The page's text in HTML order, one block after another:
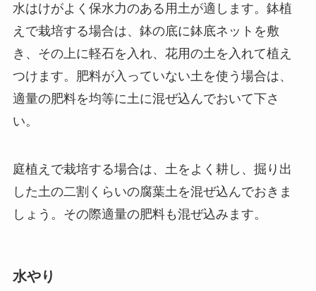
水はけがよく保水力のある用土が適します。鉢植
えで栽培する場合は、鉢の底に鉢底ネットを敷
き、その上に軽石を入れ、花用の土を入れて植え
つけます。肥料が入っていない土を使う場合は、
適量の肥料を均等に土に混ぜ込んでおいて下さ
い。
庭植えで栽培する場合は、土をよく耕し、掘り出
した土の二割くらいの腐葉土を混ぜ込んでおきま
しょう。その際適量の肥料も混ぜ込みます。
水やり